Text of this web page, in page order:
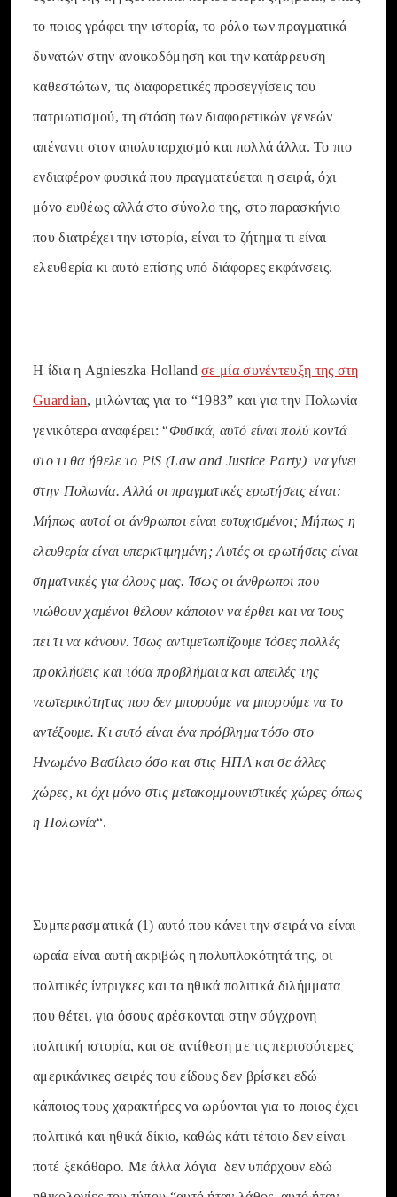
το ποιος γράφει την ιστορία, το ρόλο των πραγματικά
δυνατών στην ανοικοδόμηση και την κατάρρευση
καθεστώτων, τις διαφορετικές προσεγγίσεις του
πατριωτισμού, τη στάση των διαφορετικών γενεών
απέναντι στον απολυταρχισμό και πολλά άλλα. Το πιο
ενδιαφέρον φυσικά που πραγματεύεται η σειρά, όχι
μόνο ευθέως αλλά στο σύνολο της, στο παρασκήνιο
που διατρέχει την ιστορία, είναι το ζήτημα τι είναι
ελευθερία κι αυτό επίσης υπό διάφορες εκφάνσεις.
Η ίδια η Agnieszka Hollandσε μία συνέντευξη της στη
Guardian, μιλώντας για το “1983” και για την Πολωνία
γενικότερα αναφέρει: “Φυσικά, αυτό είναι πολύ κοντά
στο τι θα ήθελε το PiS (Law and Justice Party) να γίνει
στην Πολωνία. Αλλά οι πραγματικές ερωτήσεις είναι:
Μήπως αυτοί οι άνθρωποι είναι ευτυχισμένοι; Μήπως η
ελευθερία είναι υπερκτιμημένη; Αυτές οι ερωτήσεις είναι
σηματνικές για όλους μας. Ίσως οι άνθρωποι που
νιώθουν χαμένοι θέλουν κάποιον να έρθει και να τους
πει τι να κάνουν. Ίσως αντιμετωπίζουμε τόσες πολλές
προκλήσεις και τόσα προβλήματα και απειλές της
νεωτερικότητας που δεν μπορούμε να μπορούμε να το
αντέξουμε. Κι αυτό είναι ένα πρόβλημα τόσο στο
Ηνωμένο Βασίλειο όσο και στις ΗΠΑ και σε άλλες
χώρες, κι όχι μόνο στις μετακομμουνιστικές χώρες όπως
η Πολωνία“.
Συμπερασματικά (1) αυτό που κάνει την σειρά να είναι
ωραία είναι αυτή ακριβώς η πολυπλοκότητά της, οι
πολιτικές ίντριγκες και τα ηθικά πολιτικά διλήμματα
που θέτει, για όσους αρέσκονται στην σύγχρονη
πολιτική ιστορία, και σε αντίθεση με τις περισσότερες
αμερικάνικες σειρές του είδους δεν βρίσκει εδώ
κάποιος τους χαρακτήρες να ωρύονται για το ποιος έχει
πολιτικά και ηθικά δίκιο, καθώς κάτι τέτοιο δεν είναι
ποτέ ξεκάθαρο. Με άλλα λόγια δεν υπάρχουν εδώ